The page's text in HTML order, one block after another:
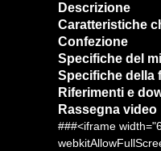
Descrizione
Caratteristiche
Confezione
Specifiche del
Specifiche della
Riferimenti e
Rassegna video
###<iframe